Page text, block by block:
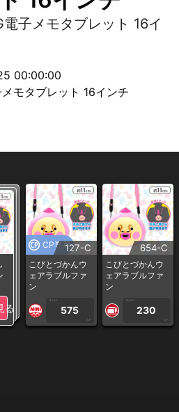
電子メモタブレット 16イ
00:00:00
メモタブレット 16インチ
る
CP専用127-C
こびとづかんウ
ェアラブルファ
ン
1PLAY
575
CP
654-C
こびとづかんウ
ェアラブルファ
ン
1PLAY
230
CP